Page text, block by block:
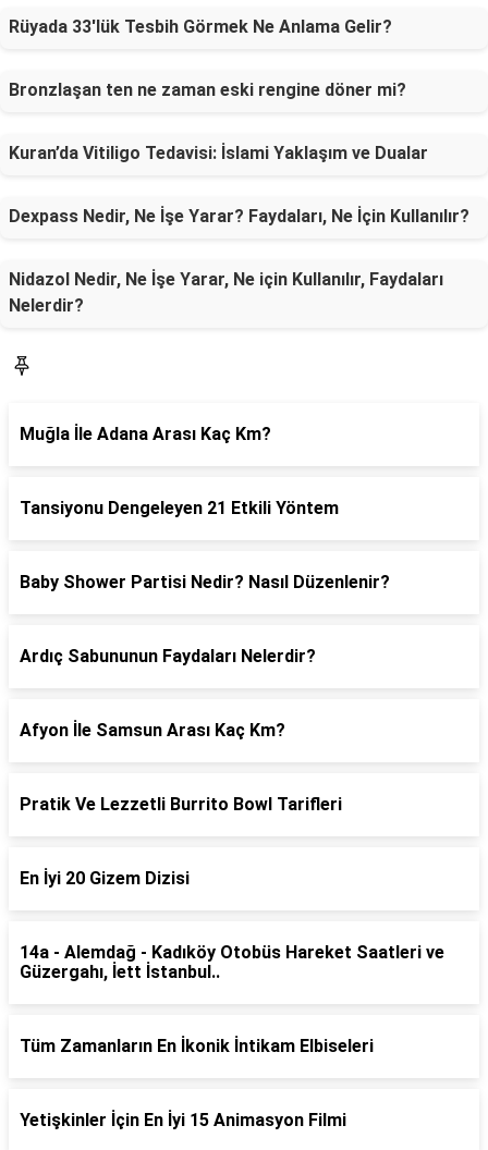
Rüyada 33'lük Tesbih Görmek Ne Anlama Gelir?
Bronzlaşan ten ne zaman eski rengine döner mi?
Kuran’da Vitiligo Tedavisi: İslami Yaklaşım ve Dualar
Dexpass Nedir, Ne İşe Yarar? Faydaları, Ne İçin Kullanılır?
Nidazol Nedir, Ne İşe Yarar, Ne için Kullanılır, Faydaları
Nelerdir?
Muğla İle Adana Arası Kaç Km?
Tansiyonu Dengeleyen 21 Etkili Yöntem
Baby Shower Partisi Nedir? Nasıl Düzenlenir?
Ardıç Sabununun Faydaları Nelerdir?
Afyon İle Samsun Arası Kaç Km?
Pratik Ve Lezzetli Burrito Bowl Tarifleri
En İyi 20 Gizem Dizisi
14a - Alemdağ - Kadıköy Otobüs Hareket Saatleri ve
Güzergahı, İett İstanbul..
Tüm Zamanların En İkonik İntikam Elbiseleri
Yetişkinler İçin En İyi 15 Animasyon Filmi